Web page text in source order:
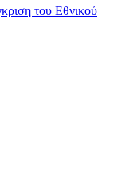
του Εθνικού